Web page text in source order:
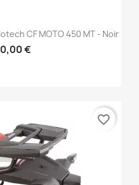
CF MOTO 450 MT - Noir
€
favorite_border